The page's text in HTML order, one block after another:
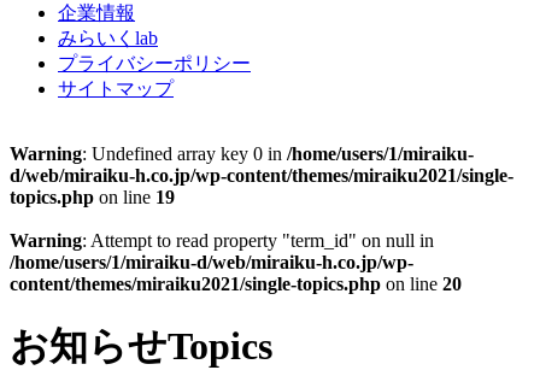
企業情報
みらいくlab
プライバシーポリシー
サイトマップ
Warning: Undefined array key 0 in /home/users/1/miraiku-
d/web/miraiku-h.co.jp/wp-content/themes/miraiku2021/single-
topics.php on line 19
Warning: Attempt to read property "term_id" on null in
/home/users/1/miraiku-d/web/miraiku-h.co.jp/wp-
content/themes/miraiku2021/single-topics.php on line 20
お知らせTopics